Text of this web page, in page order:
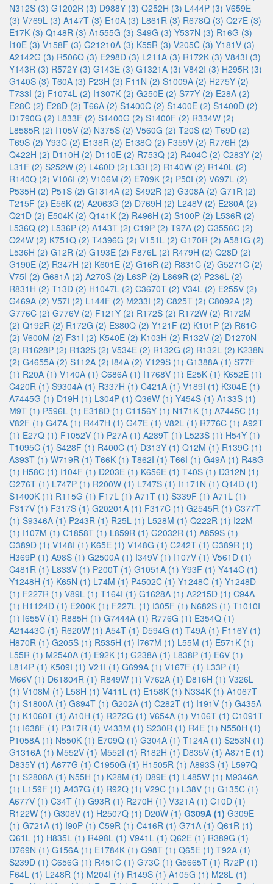
N312S (3) G1202R (3) D988Y (3) Q252H (3) L444P (3) V659E
(3) V769L (3) A147T (3) E10A (3) L861R (3) R678Q (3) Q27E (3)
E17K (3) Q148R (3) A1555G (3) S49G (3) Y537N (3) R16G (3)
I10E (3) V158F (3) G21210A (3) K55R (3) V205C (3) Y181V (3)
A2142G (3) R506Q (3) E298D (3) L211A (3) R172K (3) V843I (3)
Y143R (3) R572Y (3) G143E (3) G1321A (3) V842I (3) H295R (3)
G140S (3) T60A (3) P23H (3) F11N (2) S1009A (2) H275Y (2)
T733I (2) F1074L (2) I1307K (2) G250E (2) S77Y (2) E28A (2)
E28C (2) E28D (2) T66A (2) S1400C (2) S1400E (2) S1400D (2)
D1790G (2) L833F (2) S1400G (2) S1400F (2) R334W (2)
L8585R (2) I105V (2) N375S (2) V560G (2) T20S (2) T69D (2)
T69S (2) Y93C (2) E138R (2) E138Q (2) F359V (2) R776H (2)
Q422H (2) D110H (2) D110E (2) R753Q (2) R404C (2) C283Y (2)
L31F (2) S252W (2) L460D (2) L33I (2) R140W (2) R140L (2)
R140Q (2) V106I (2) V106M (2) E709K (2) P50I (2) V697L (2)
P535H (2) P51S (2) G1314A (2) S492R (2) G308A (2) G71R (2)
T215F (2) E56K (2) A2063G (2) D769H (2) L248V (2) E280A (2)
Q21D (2) E504K (2) Q141K (2) R496H (2) S100P (2) L536R (2)
L536Q (2) L536P (2) A143T (2) C19P (2) T97A (2) G3556C (2)
Q24W (2) K751Q (2) T4396G (2) V151L (2) G170R (2) A581G (2)
L536H (2) G12R (2) G193E (2) F876L (2) R479H (2) Q28D (2)
G190E (2) R347H (2) K601E (2) G16R (2) R831C (2) G5271C (2)
V75I (2) G681A (2) A270S (2) L63P (2) L869R (2) P236L (2)
R831H (2) T13D (2) H1047L (2) C3670T (2) V34L (2) E255V (2)
G469A (2) V57I (2) L144F (2) M233I (2) C825T (2) C8092A (2)
G776C (2) G776V (2) F121Y (2) R172S (2) R172W (2) R172M
(2) Q192R (2) R172G (2) E380Q (2) Y121F (2) K101P (2) R61C
(2) V600M (2) F31I (2) K540E (2) K103H (2) R132V (2) D1270N
(2) R1628P (2) R132S (2) V534E (2) R132G (2) R132L (2) K238N
(2) G4655A (2) S112A (2) I84A (2) Y129S (1) G1388A (1) S77F
(1) R20A (1) V140A (1) C686A (1) I1768V (1) E25K (1) K652E (1)
C420R (1) S9304A (1) R337H (1) C421A (1) V189I (1) K304E (1)
A7445G (1) D19H (1) L304P (1) Q36W (1) Y454S (1) A133S (1)
M9T (1) P596L (1) E318D (1) C1156Y (1) N171K (1) A7445C (1)
V82F (1) G47A (1) R447H (1) G47E (1) V82L (1) R776C (1) A92T
(1) E27Q (1) F1052V (1) P27A (1) A289T (1) L523S (1) H54Y (1)
T1095C (1) S428F (1) R400C (1) D313Y (1) Q12M (1) R139C (1)
A393T (1) W719R (1) T66K (1) T862I (1) T66I (1) G49A (1) R48G
(1) H58C (1) I104F (1) D203E (1) K656E (1) T40S (1) D312N (1)
G276T (1) L747P (1) R200W (1) L747S (1) I1171N (1) Q14D (1)
S1400K (1) R115G (1) F17L (1) A71T (1) S339F (1) A71L (1)
F317V (1) F317S (1) G20201A (1) F317C (1) G2545R (1) C377T
(1) S9346A (1) P243R (1) R25L (1) L528M (1) Q222R (1) I22M
(1) I107M (1) C1858T (1) L859R (1) G2032R (1) A859S (1)
G389D (1) V148I (1) K65E (1) V148G (1) C242T (1) G389R (1)
H369P (1) A98S (1) G2500A (1) I349V (1) I107V (1) V561D (1)
C481R (1) L833V (1) P200T (1) G1051A (1) Y93F (1) Y414C (1)
Y1248H (1) K65N (1) L74M (1) P4502C (1) Y1248C (1) Y1248D
(1) F227R (1) V89L (1) T164I (1) G1628A (1) A2215D (1) C94A
(1) H1124D (1) E200K (1) F227L (1) I305F (1) N682S (1) T1010I
(1) I655V (1) R885H (1) G7444A (1) R776G (1) E354Q (1)
A21443C (1) R620W (1) A54T (1) D594G (1) T49A (1) F116Y (1)
H870R (1) G205S (1) R535H (1) I767M (1) L55M (1) E571K (1)
L55R (1) M2540A (1) E92K (1) G238A (1) L838P (1) E6V (1)
L814P (1) K509I (1) V21I (1) G699A (1) V167F (1) L33P (1)
M66V (1) D61804R (1) R849W (1) V762A (1) D816H (1) V326L
(1) V108M (1) L58H (1) V411L (1) E158K (1) N334K (1) A1067T
(1) S1800A (1) G894T (1) G202A (1) C282T (1) I191V (1) G435A
(1) K1060T (1) A10H (1) R272G (1) V654A (1) V106T (1) C1091T
(1) I638F (1) P317R (1) V433M (1) S230R (1) R4E (1) N550H (1)
P1058A (1) N550K (1) E709Q (1) G304A (1) T124A (1) S253N (1)
G1316A (1) M552V (1) M552I (1) R182H (1) D835V (1) A871E (1)
D835Y (1) A677G (1) C1950G (1) H1505R (1) A893S (1) L597Q
(1) S2808A (1) N55H (1) K28M (1) D89E (1) L485W (1) M9346A
(1) L159F (1) A437G (1) R92Q (1) V29C (1) L38V (1) G135C (1)
A677V (1) C34T (1) G93R (1) R270H (1) V321A (1) C10D (1)
R122W (1) G308V (1) H2507Q (1) D20W (1) G309A (1) G309E
(1) G721A (1) I90P (1) C59R (1) C416R (1) G71A (1) Q61R (1)
Q61L (1) H835L (1) R498L (1) V941L (1) Q62E (1) R389G (1)
D769N (1) G156A (1) E1784K (1) G98T (1) Q65E (1) T92A (1)
S239D (1) C656G (1) R451C (1) G73C (1) G5665T (1) R72P (1)
F64L (1) L248R (1) M204I (1) R149S (1) A105G (1) M28L (1)